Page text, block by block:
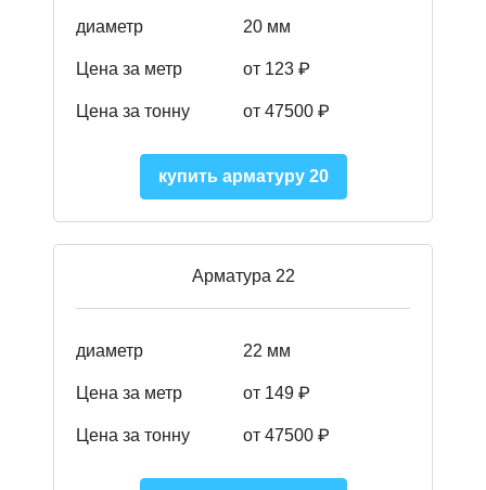
диаметр 20 мм
Цена за метр от 123 ₽
Цена за тонну от 47500 ₽
купить арматуру 20
Арматура 22
диаметр 22 мм
Цена за метр от 149 ₽
Цена за тонну от 47500 ₽